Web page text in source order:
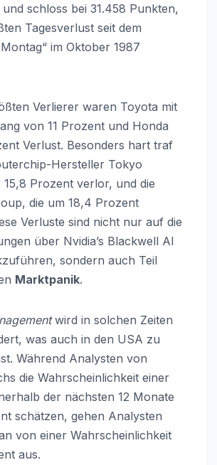
schloss bei 31.458 Punkten,
Tagesverlust seit dem
im Oktober 1987
Verlierer waren Toyota mit
von 11 Prozent und Honda
Verlust. Besonders hart traf
Hersteller Tokyo
Prozent verlor, und die
die um 18,4 Prozent
Verluste sind nicht nur auf die
über Nvidia’s Blackwell AI
sondern auch Teil
Marktpanik.
wird in solchen Zeiten
was auch in den USA zu
Während Analysten von
die Wahrscheinlichkeit einer
der nächsten 12 Monate
schätzen, gehen Analysten
von einer Wahrscheinlichkeit
aus.